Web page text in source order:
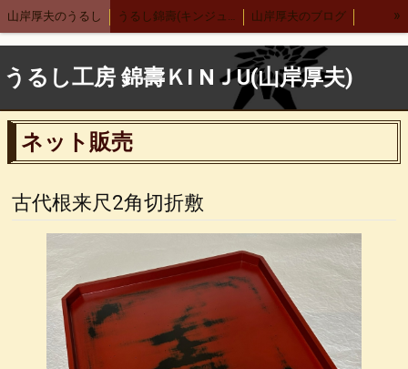
山岸厚夫のうるし うるし錦壽(キンジュ)越前店 山岸厚夫のブログ
まり汁椀 木製刷毛根来汁椀 渕布汁椀 刷毛多用椀
渕布多用椀 箸 舟形鉢 サーバースプーン
細口カレースプーン レンゲ 布張りデザートスプーン 刷毛根来
木合 羽反汁椀 刷毛根来
荒挽 煮物椀 7寸盛り皿 刷毛 6寸鉢
古代根来 合鹿椀
木合 丸盆 古代根来 木合 5.5丼 古代根来 木合 尺１会席膳
中野武さんとの出会い
中田英寿さんとの出会い 漆ペンダント 後藤靖子さん
»
うるし工房 錦壽ＫI NＪU(山岸厚夫)
ネット販売
古代根来尺2角切折敷